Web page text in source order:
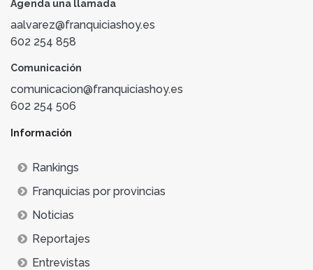
Agenda una llamada
aalvarez@franquiciashoy.es
602 254 858
Comunicación
comunicacion@franquiciashoy.es
602 254 506
Información
Rankings
Franquicias por provincias
Noticias
Reportajes
Entrevistas